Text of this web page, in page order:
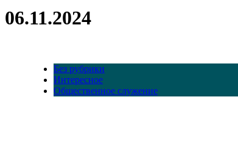
06.11.2024
Без рубрики
Интересное
Общественное служение